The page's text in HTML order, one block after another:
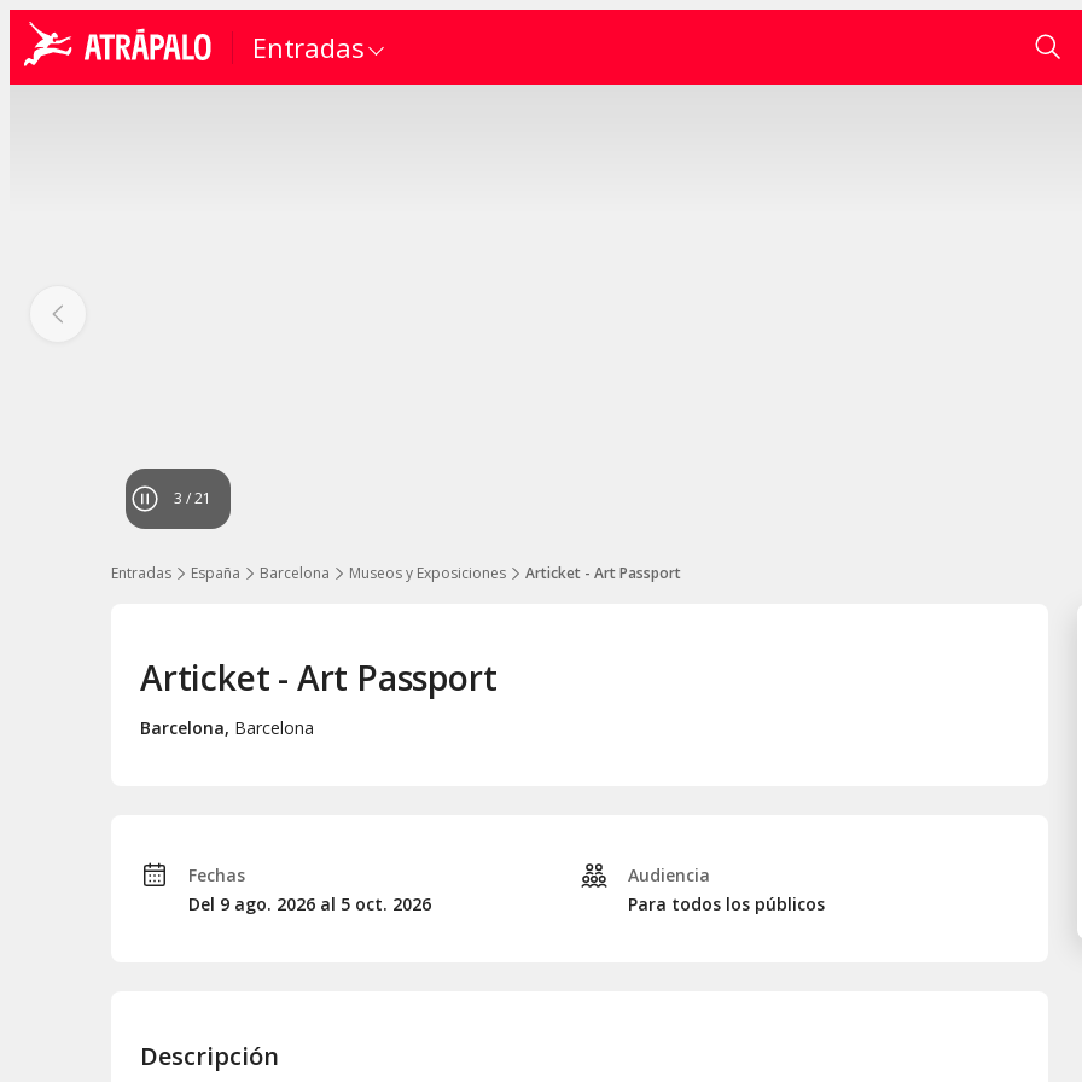
Entradas
4 /21
Entradas España Barcelona Museos y Exposiciones Articket - Art Passport
Articket - Art Passport
Barcelona, Barcelona
Fechas
Del 9 ago. 2026 al 5 oct. 2026
Audiencia
Para todos los públicos
Descripción